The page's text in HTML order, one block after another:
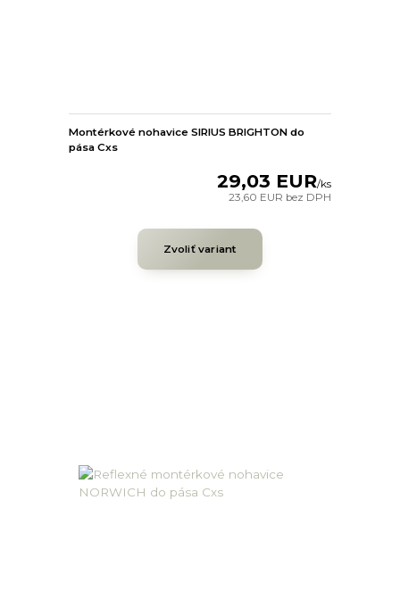
Montérkové nohavice SIRIUS BRIGHTON do
pása Cxs
29,03 EUR/ks
23,60 EUR bez DPH
Zvoliť variant